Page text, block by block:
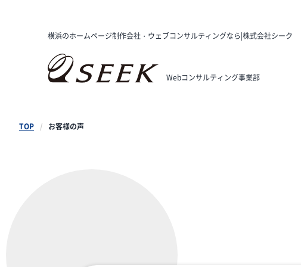
横浜のホームページ制作会社・ウェブコンサルティングなら|株式会社シーク
Webコンサルティング事業部
TOP お客様の声